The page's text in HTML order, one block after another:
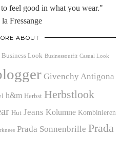
feel good in what you wear."
Fressange
ABOUT
Business Look Businessoutfit Casual Look
Givenchy Antigona
h&m Herbst Herbstlook
Hut Jeans Kolumne Kombinieren
Prada Sonnenbrille Prada